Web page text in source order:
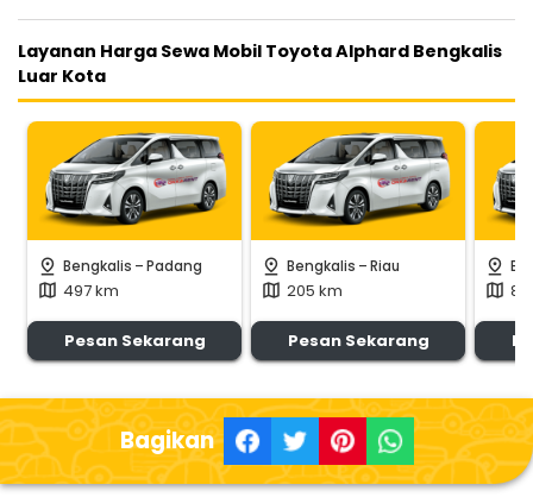
Layanan Harga Sewa Mobil Toyota Alphard Bengkalis
Luar Kota
pin_drop Bengkalis -Padang
map 497 km
Pesan Sekarang
pin_drop Bengkalis -Riau
map 205 km
Pesan Sekarang
pin_drop
map
Bagikan